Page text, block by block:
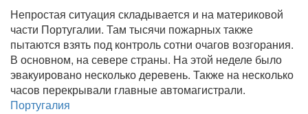
Непростая ситуация складывается и на материковой
части Португалии. Там тысячи пожарных также
пытаются взять под контроль сотни очагов возгорания.
В основном, на севере страны. На этой неделе было
эвакуировано несколько деревень. Также на несколько
часов перекрывали главные автомагистрали.
Португалия